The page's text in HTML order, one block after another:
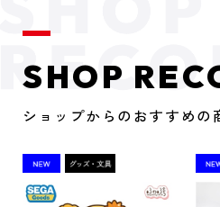
SHOP
ショップからのおすすめの